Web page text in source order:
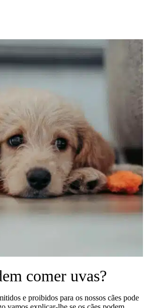
comer uvas?
e proibidos para os nossos cães pode